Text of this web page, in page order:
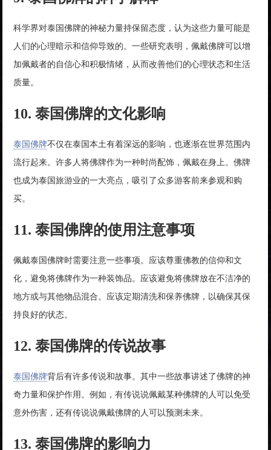
科学界对泰国佛牌的神秘力量持保留态度，认为这些力量可能是
人们的心理暗示和信仰导致的。一些研究表明，佩戴佛牌可以增
加佩戴者的自信心和积极情绪，从而改善他们的心理状态和生活
质量。
10. 泰国佛牌的文化影响
泰国佛牌不仅在泰国本土有着深远的影响，也逐渐在世界范围内
流行起来。许多人将佛牌作为一种时尚配饰，佩戴在身上。佛牌
也成为泰国旅游业的一大亮点，吸引了众多游客前来参观和购
买。
11. 泰国佛牌的使用注意事项
佩戴泰国佛牌时需要注意一些事项。应该尊重佛教的信仰和文
化，避免将佛牌作为一种装饰品。应该避免将佛牌放在不洁净的
地方或与其他物品混合。应该定期清洗和保养佛牌，以确保其保
持良好的状态。
12. 泰国佛牌的传说故事
泰国佛牌背后有许多传说和故事。其中一些故事讲述了佛牌的神
奇力量和保护作用。例如，有传说说佩戴某种佛牌的人可以免受
意外伤害，还有传说说佩戴佛牌的人可以预测未来。
13. 泰国佛牌的影响力